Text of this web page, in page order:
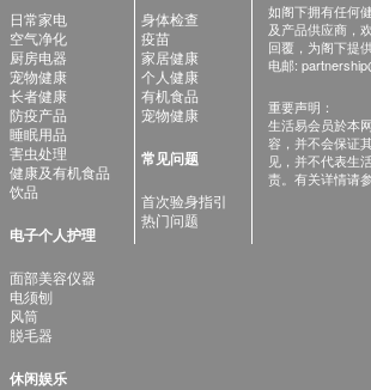
日常家电
空气净化
厨房电器
宠物健康
长者健康
防疫产品
睡眠用品
害虫处理
健康及有机食品
饮品
电子个人护理
面部美容仪器
电须刨
风筒
脱毛器
休闲娱乐
身体检查
疫苗
家居健康
个人健康
有机食品
宠物健康
常见问题
首次验身指引
热门问题
如阁下拥有任何
及产品供应商，
回覆，为阁下提
电邮:
重要声明：
生活易会员於本
容，并不会保证
见，并不代表生
责。有关详情请